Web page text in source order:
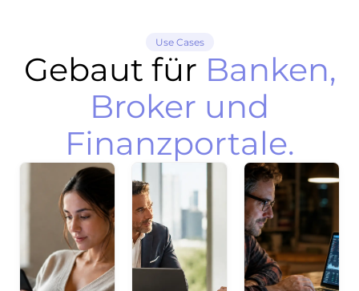
Use Cases
Gebaut für Banken,
Broker und
Finanzportale.